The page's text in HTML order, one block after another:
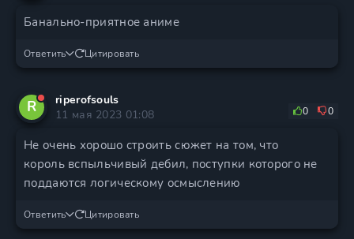
Банально-приятное аниме
Ответить Цитировать
R
riperofsouls
11 мая 2023 01:08
0 0
Не очень хорошо строить сюжет на том, что
король вспыльчивый дебил, поступки которого не
поддаются логическому осмыслению
Ответить Цитировать